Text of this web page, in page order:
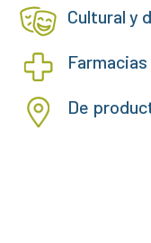
Cultural y
De